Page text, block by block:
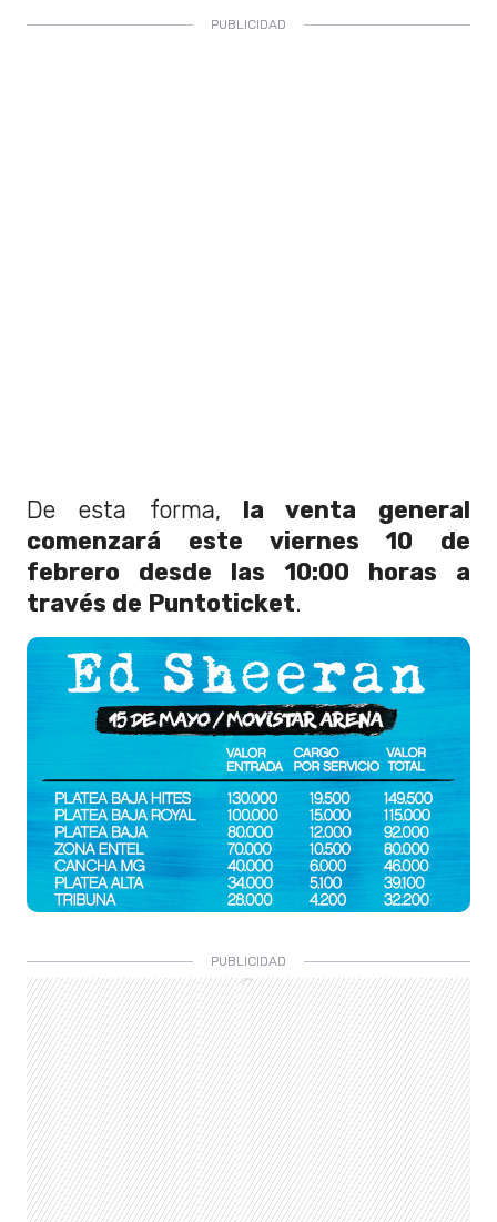
De esta forma,
la venta general
comenzará este viernes 10 de
febrero desde las 10:00 horas a
través de Puntoticket.